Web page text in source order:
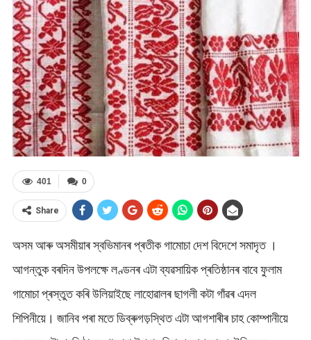
0
401
Share
অসম আৰু অসমীয়াৰ স্বভিমানৰ প্ৰতীক গামোচা দেশ‌ বিদেশে সমাদৃত ।
আগন্তুক বৰদিন উপলক্ষে লণ্ডনৰ এটা ব্যৱসায়িক প্ৰতিষ্ঠানৰ বাবে ফুলাম
গামোচা প্ৰস্তুত কৰি উলিয়াইছে লাহোৱালৰ ছাগলী কটা গাঁৱৰ এদল
শিপিনীয়ে। জানিব পৰা মতে ডিব্ৰুগড়স্থিত এটা আগশাৰীৰ চাহ কোম্পানীয়ে